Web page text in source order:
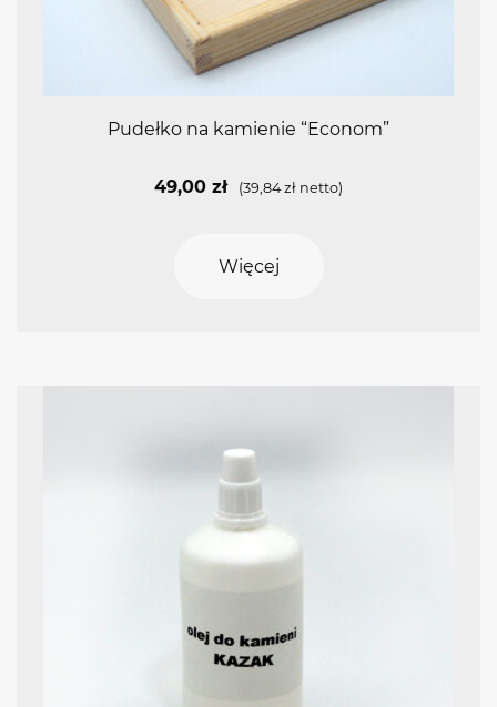
Pudełko na kamienie “Econom”
49,00 zł (39,84zł netto)
Więcej